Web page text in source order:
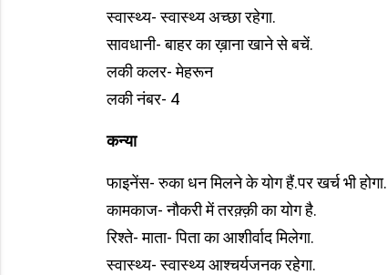
स्वास्थ्य- स्वास्थ्य अच्छा रहेगा.
सावधानी- बाहर का ख़ाना खाने से बचें.
लकी कलर- मेहरून
लकी नंबर- 4
कन्या
फाइनेंस- रुका धन मिलने के योग हैं.पर खर्च भी होगा.
कामकाज- नौकरी में तरक़्क़ी का योग है.
रिश्ते- माता- पिता का आशीर्वाद मिलेगा.
स्वास्थ्य- स्वास्थ्य आश्चर्यजनक रहेगा.